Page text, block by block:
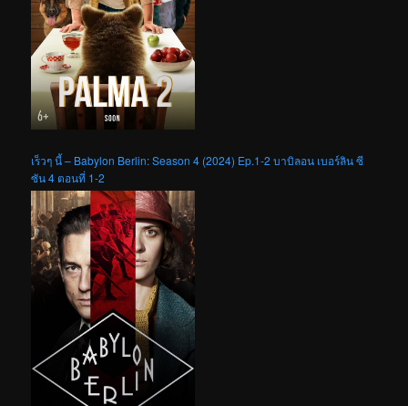
เร็วๆ นี้ – Babylon Berlin: Season 4 (2024) Ep.1-2 บาบิลอน เบอร์ลิน ซี
ซัน 4 ตอนที่ 1-2